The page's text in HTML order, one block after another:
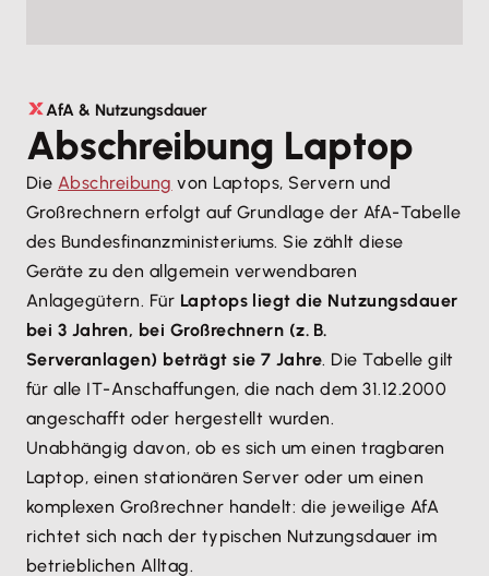
AfA & Nutzungsdauer
Abschreibung Laptop
Die Abschreibung von Laptops, Servern und
Großrechnern erfolgt auf Grundlage der AfA-Tabelle
des Bundesfinanzministeriums. Sie zählt diese
Geräte zu den allgemein verwendbaren
Anlagegütern. Für Laptops liegt die Nutzungsdauer
bei 3 Jahren, bei Großrechnern (z. B.
Serveranlagen) beträgt sie 7 Jahre. Die Tabelle gilt
für alle IT-Anschaffungen, die nach dem 31.12.2000
angeschafft oder hergestellt wurden.
Unabhängig davon, ob es sich um einen tragbaren
Laptop, einen stationären Server oder um einen
komplexen Großrechner handelt: die jeweilige AfA
richtet sich nach der typischen Nutzungsdauer im
betrieblichen Alltag.